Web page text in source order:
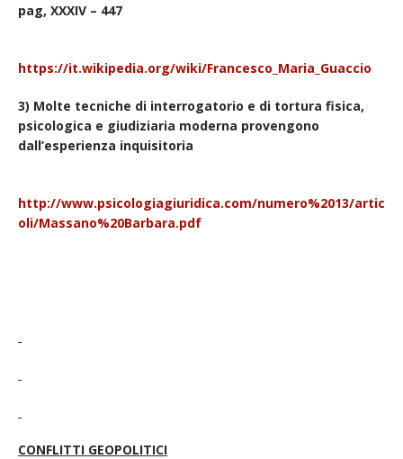
pag, XXXIV – 447
https://it.wikipedia.org/wiki/Francesco_Maria_Guaccio
3) Molte tecniche di interrogatorio e di tortura fisica,
psicologica e giudiziaria moderna provengono
dall’esperienza inquisitoria
http://www.psicologiagiuridica.com/numero%2013/artic
oli/Massano%20Barbara.pdf
CONFLITTI GEOPOLITICI